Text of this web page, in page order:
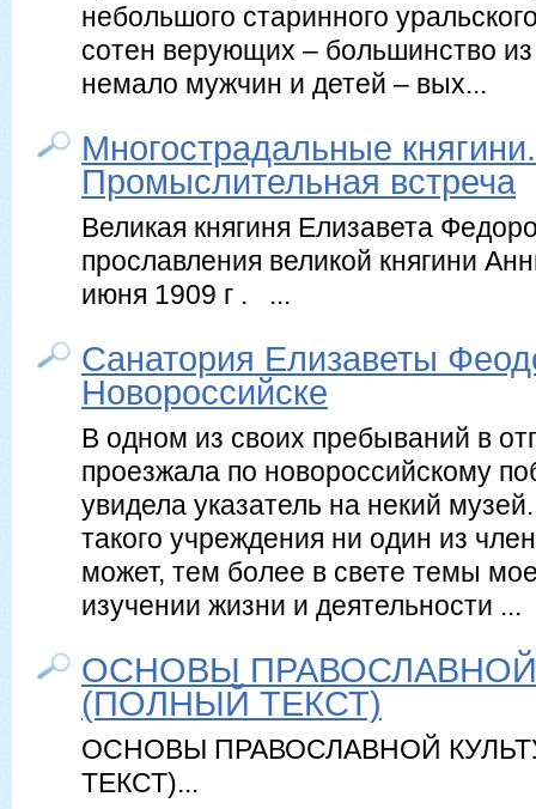
небольшого старинного
сотен верующих – большинство
немало мужчин и детей – вых...
Многострадальные княгини.
Промыслительная встреча
Великая княгиня Елизавета
прославления великой княгини
июня 1909 г . ...
Санатория Елизаветы
Новороссийске
В одном из своих пребываний в
проезжала по новороссийскому
увидела указатель на некий
такого учреждения ни один из
может, тем более в свете темы
изучении жизни и деятельности ...
ОСНОВЫ ПРАВОСЛАВНОЙ
(ПОЛНЫЙ ТЕКСТ)
ОСНОВЫ ПРАВОСЛАВНОЙ
ТЕКСТ)...